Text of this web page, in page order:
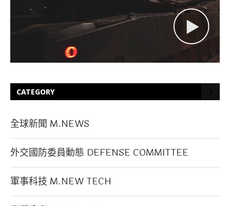
CATEGORY
全球新聞 M.NEWS
外交國防委員動態 DEFENSE COMMITTEE
軍事科技 M.NEW TECH